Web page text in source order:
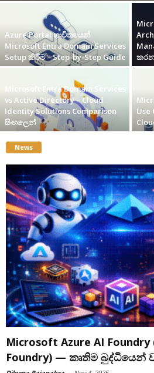
Azure Portal භාවිතයෙන්
Microsoft Entra Domain Services
Setup කිරීම – Step-by-Step Guide
Microsoft Entra Domain Services
vs Active Directory – Cloud
Identity Solutions Comparison
සිංහලෙන්
Use
News
Microsoft Azure AI
Foundry) — කෘතිම බුද්ධියෙන්